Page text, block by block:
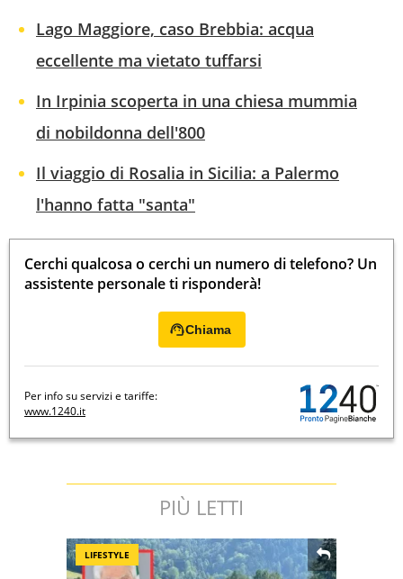
Lago Maggiore, caso Brebbia: acqua
eccellente ma vietato tuffarsi
In Irpinia scoperta in una chiesa mummia
di nobildonna dell'800
Il viaggio di Rosalia in Sicilia: a Palermo
l'hanno fatta "santa"
Cerchi qualcosa o cerchi un numero di telefono? Un
assistente personale ti risponderà!
Chiama
Per info su servizi e tariffe:
www.1240.it
PIÙ LETTI
LIFESTYLE